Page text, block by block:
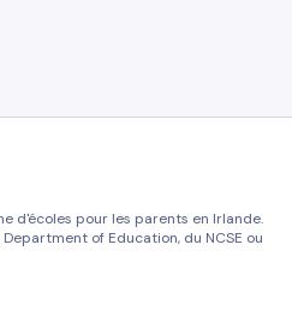
d'écoles pour les parents en Irlande.
of Education, du NCSE ou